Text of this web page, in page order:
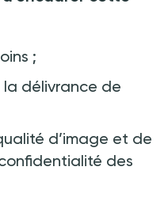
;
délivrance de
d’image et de
des